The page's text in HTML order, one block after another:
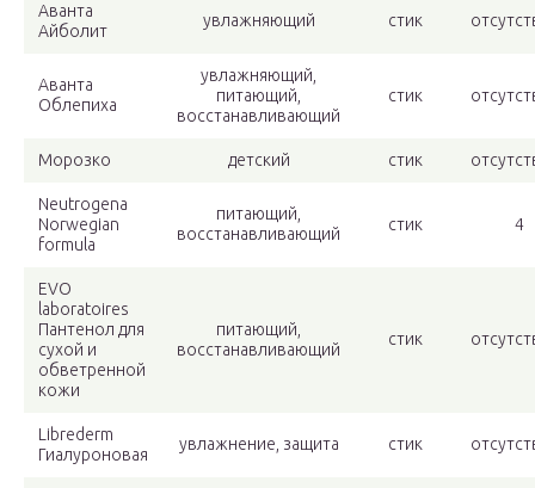
Аванта
Айболит
увлажняющий стик
Аванта
Облепиха
увлажняющий,
питающий,
восстанавливающий
стик
Морозко детский стик
Neutrogena
Norwegian
formula
питающий,
восстанавливающий
стик 4
EVO
laboratoires
Пантенол для
сухой и
обветренной
кожи
питающий,
восстанавливающий
стик
Librederm
Гиалуроновая
увлажнение, защита стик